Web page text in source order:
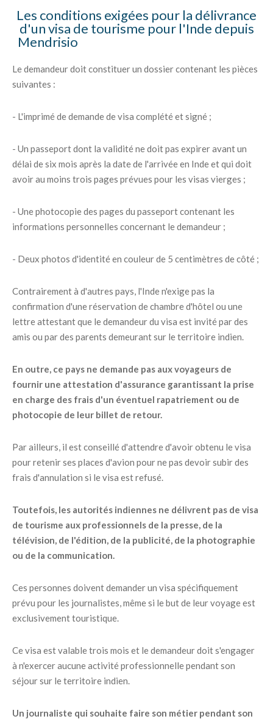
Les conditions exigées pour la délivrance
d'un visa de tourisme pour l'Inde depuis
Mendrisio
Le demandeur doit constituer un dossier contenant les pièces
suivantes :
- L'imprimé de demande de visa complété et signé ;
- Un passeport dont la validité ne doit pas expirer avant un
délai de six mois après la date de l'arrivée en Inde et qui doit
avoir au moins trois pages prévues pour les visas vierges ;
- Une photocopie des pages du passeport contenant les
informations personnelles concernant le demandeur ;
- Deux photos d'identité en couleur de 5 centimètres de côté ;
Contrairement à d'autres pays, l'Inde n'exige pas la
confirmation d'une réservation de chambre d'hôtel ou une
lettre attestant que le demandeur du visa est invité par des
amis ou par des parents demeurant sur le territoire indien.
En outre, ce pays ne demande pas aux voyageurs de
fournir une attestation d'assurance garantissant la prise
en charge des frais d'un éventuel rapatriement ou de
photocopie de leur billet de retour.
Par ailleurs, il est conseillé d'attendre d'avoir obtenu le visa
pour retenir ses places d'avion pour ne pas devoir subir des
frais d'annulation si le visa est refusé.
Toutefois, les autorités indiennes ne délivrent pas de visa
de tourisme aux professionnels de la presse, de la
télévision, de l'édition, de la publicité, de la photographie
ou de la communication.
Ces personnes doivent demander un visa spécifiquement
prévu pour les journalistes, même si le but de leur voyage est
exclusivement touristique.
Ce visa est valable trois mois et le demandeur doit s'engager
à n'exercer aucune activité professionnelle pendant son
séjour sur le territoire indien.
Un journaliste qui souhaite faire son métier pendant son